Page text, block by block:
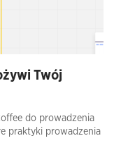
Twój
do prowadzenia
praktyki prowadzenia